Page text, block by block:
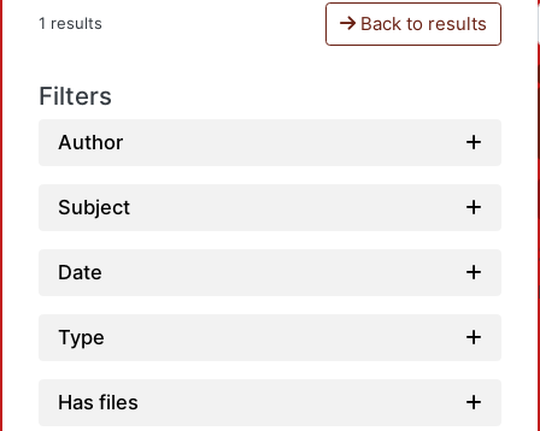
1 results Back to results
Filters
Author
Subject
Date
Type
Has files